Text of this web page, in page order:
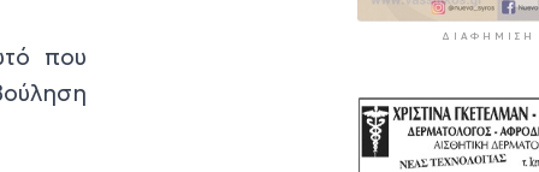
που
ΔΙΑΦΉΜΙΣΗ